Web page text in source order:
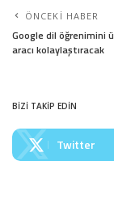
ÖNCEKI HABER
Google dil öğrenimini
aracı kolaylaştıracak
BİZİ TAKİP EDİN
Twitter